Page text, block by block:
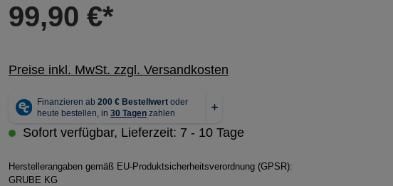
99,90 €*
Preise inkl. MwSt. zzgl. Versandkosten
Sofort verfügbar, Lieferzeit: 7 - 10 Tage
Herstellerangaben gemäß EU-Produktsicherheitsverordnung (GPSR):
GRUBE KG